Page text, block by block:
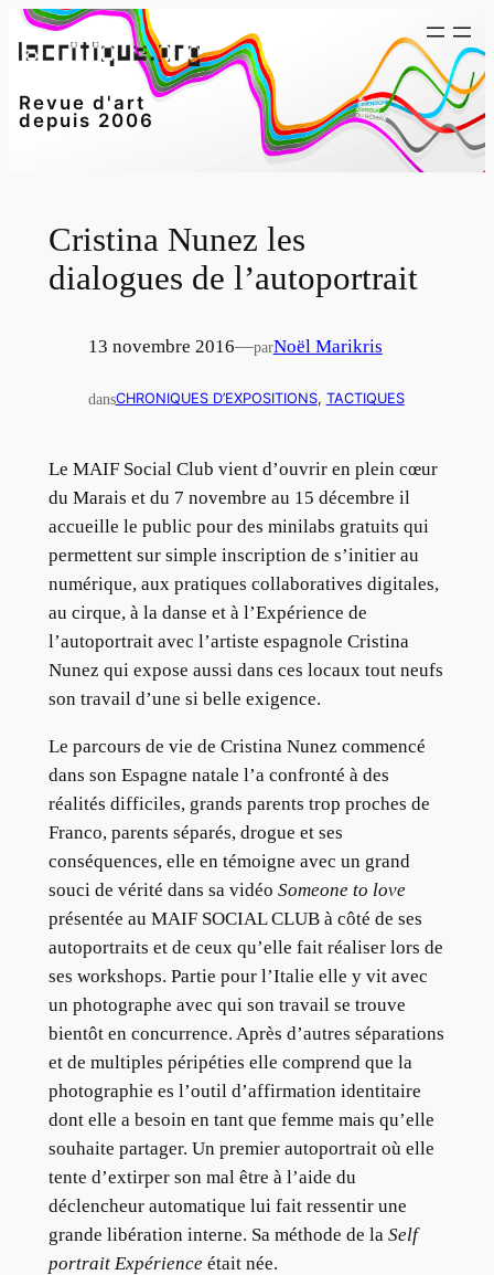
Aller
au
Revue d'art
depuis 2006
Cristina Nunez les
dialogues de l’autoportrait
13 novembre 2016—parNoël Marikris
dansCHRONIQUES D’EXPOSITIONS, TACTIQUES
Le MAIF Social Club vient d’ouvrir en plein cœur
du Marais et du 7 novembre au 15 décembre il
accueille le public pour des minilabs gratuits qui
permettent sur simple inscription de s’initier au
numérique, aux pratiques collaboratives digitales,
au cirque, à la danse et à l’Expérience de
l’autoportrait avec l’artiste espagnole Cristina
Nunez qui expose aussi dans ces locaux tout neufs
son travail d’une si belle exigence.
Le parcours de vie de Cristina Nunez commencé
dans son Espagne natale l’a confronté à des
réalités difficiles, grands parents trop proches de
Franco, parents séparés, drogue et ses
conséquences, elle en témoigne avec un grand
souci de vérité dans sa vidéo Someone to love
présentée au MAIF SOCIAL CLUB à côté de ses
autoportraits et de ceux qu’elle fait réaliser lors de
ses workshops. Partie pour l’Italie elle y vit avec
un photographe avec qui son travail se trouve
bientôt en concurrence. Après d’autres séparations
et de multiples péripéties elle comprend que la
photographie es l’outil d’affirmation identitaire
dont elle a besoin en tant que femme mais qu’elle
souhaite partager. Un premier autoportrait où elle
tente d’extirper son mal être à l’aide du
déclencheur automatique lui fait ressentir une
grande libération interne. Sa méthode de la Self
portrait Expérienceétait née.